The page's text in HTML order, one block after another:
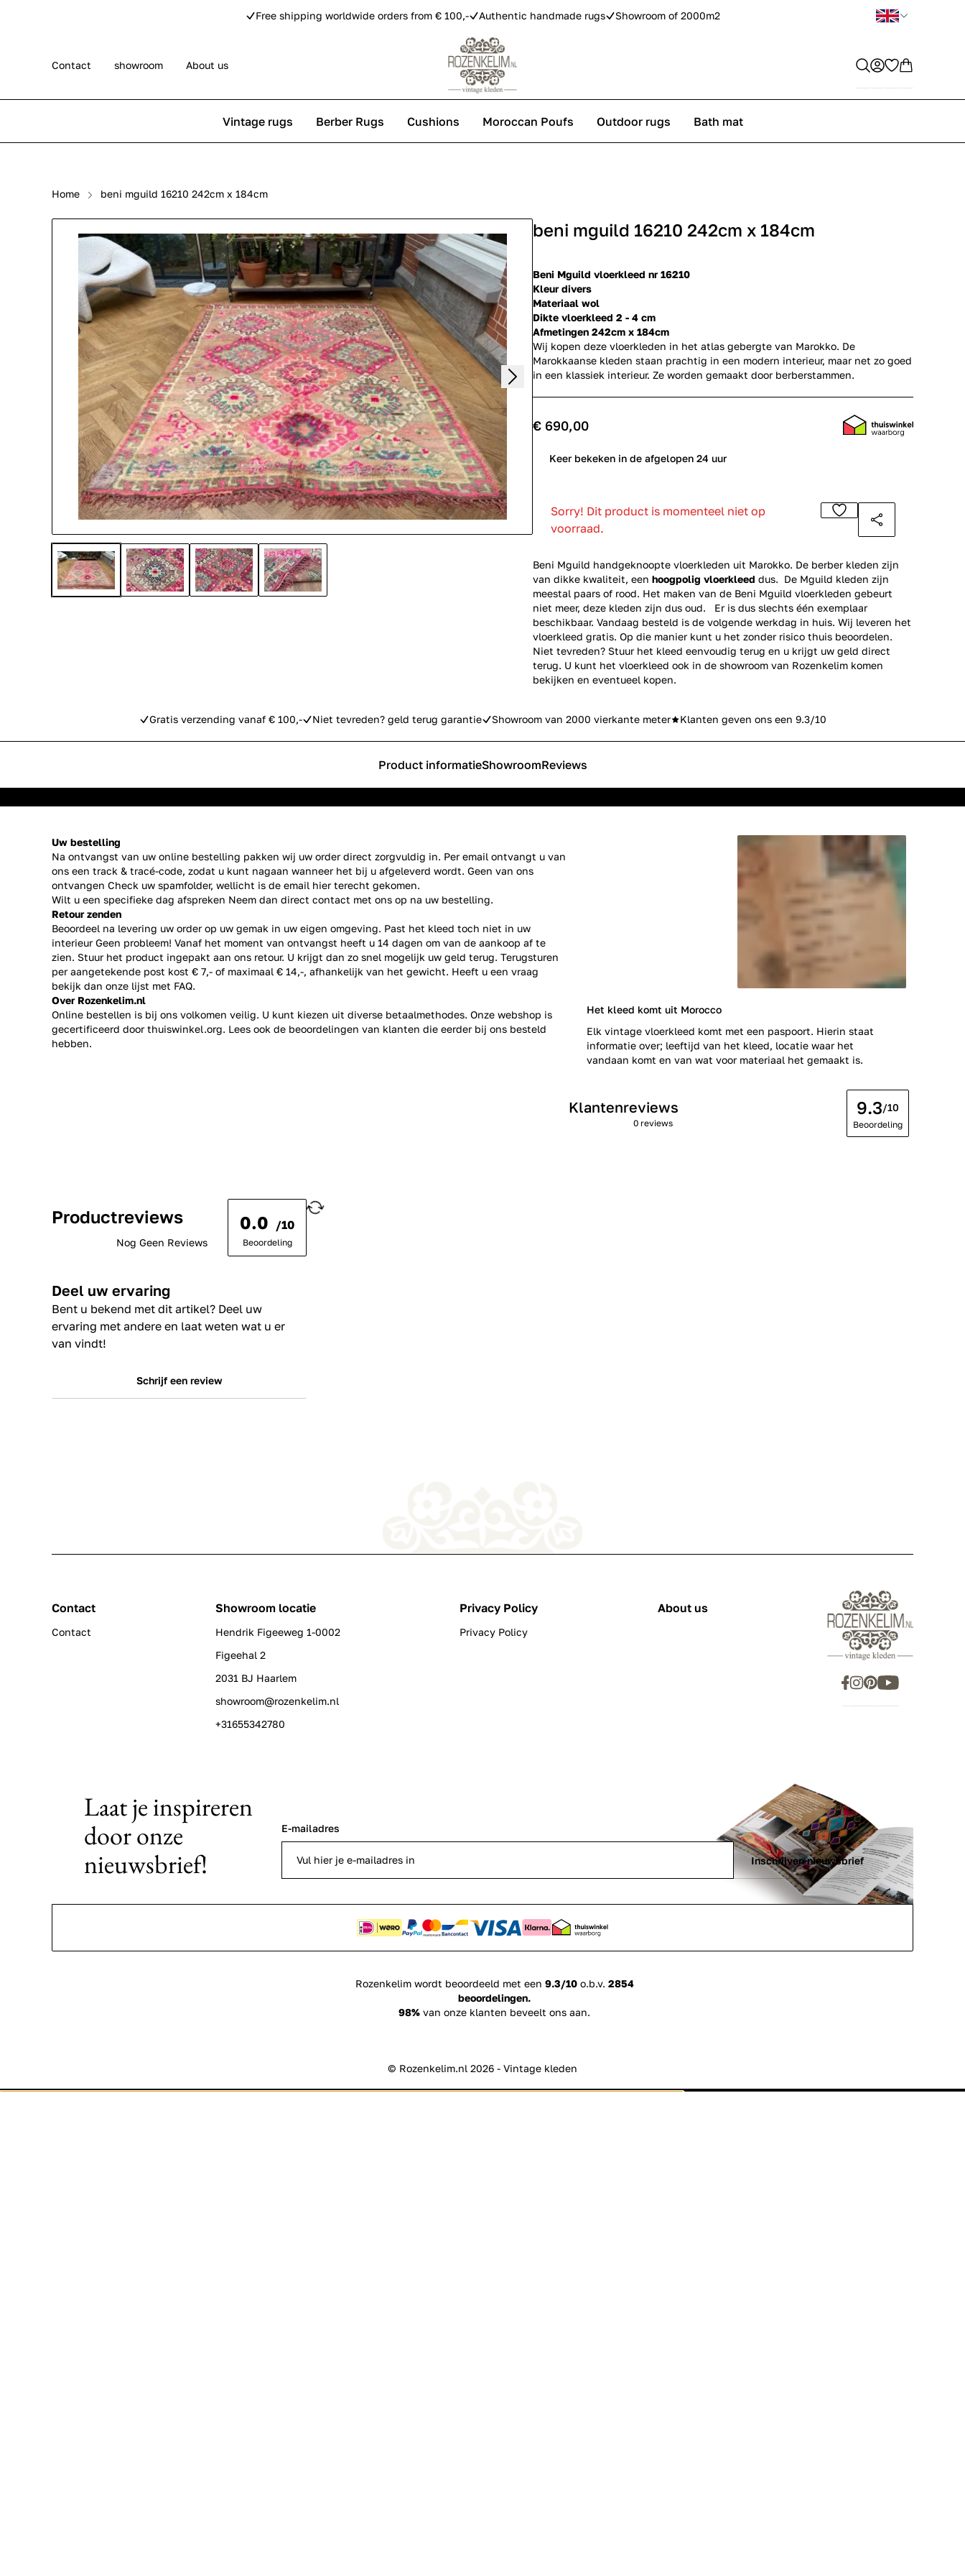
Free shipping worldwide orders from € 100,- Authentic handmade rugs Showroom of 2000m2
Contact showroom About us
Vintage rugs
Persian rugs Berber rugs
Rose kilim rugs Pip Studio carpets
Berber Rugs Cushions Moroccan Poufs Outdoor rugs Bath mat
Home beni mguild 16210 242cm x 184cm
beni mguild 16210 242cm x 184cm
Beni Mguild vloerkleed nr 16210
Kleur divers
Materiaal wol
Dikte vloerkleed 2 - 4 cm
Afmetingen 242cm x 184cm
Wij kopen deze vloerkleden in het atlas gebergte van Marokko. De
Marokkaanse kleden staan prachtig in een modern interieur, maar net zo goed
in een klassiek interieur. Ze worden gemaakt door berberstammen.
€ 690,00
Keer bekeken in de afgelopen 24 uur
Sorry! Dit product is momenteel niet op
voorraad.
Beni Mguild handgeknoopte vloerkleden uit Marokko. De berber kleden zijn
van dikke kwaliteit, een hoogpolig vloerkleed dus. De Mguild kleden zijn
meestal paars of rood. Het maken van de Beni Mguild vloerkleden gebeurt
niet meer, deze kleden zijn dus oud. Er is dus slechts één exemplaar
beschikbaar. Vandaag besteld is de volgende werkdag in huis. Wij leveren het
vloerkleed gratis. Op die manier kunt u het zonder risico thuis beoordelen.
Niet tevreden? Stuur het kleed eenvoudig terug en u krijgt uw geld direct
terug. U kunt het vloerkleed ook in de showroom van Rozenkelim komen
bekijken en eventueel kopen.
Gratis verzending vanaf € 100,- Niet tevreden? geld terug garantie Showroom van 2000 vierkante meter Klanten geven ons een 9.3/10
Product informatieShowroomReviews
Uw bestelling
Na ontvangst van uw online bestelling pakken wij uw order direct zorgvuldig in. Per email ontvangt u van
ons een track & tracé-code, zodat u kunt nagaan wanneer het bij u afgeleverd wordt. Geen van ons
ontvangen Check uw spamfolder, wellicht is de email hier terecht gekomen.
Wilt u een specifieke dag afspreken Neem dan direct contact met ons op na uw bestelling.
Retour zenden
Beoordeel na levering uw order op uw gemak in uw eigen omgeving. Past het kleed toch niet in uw
interieur Geen probleem! Vanaf het moment van ontvangst heeft u 14 dagen om van de aankoop af te
zien. Stuur het product ingepakt aan ons retour. U krijgt dan zo snel mogelijk uw geld terug. Terugsturen
per aangetekende post kost € 7,- of maximaal € 14,-, afhankelijk van het gewicht. Heeft u een vraag
bekijk dan onze lijst met FAQ.
Over Rozenkelim.nl
Online bestellen is bij ons volkomen veilig. U kunt kiezen uit diverse betaalmethodes. Onze webshop is
gecertificeerd door thuiswinkel.org. Lees ook de beoordelingen van klanten die eerder bij ons besteld
hebben.
Het kleed komt uit Morocco
Elk vintage vloerkleed komt met een paspoort. Hierin staat
informatie over; leeftijd van het kleed, locatie waar het
vandaan komt en van wat voor materiaal het gemaakt is.
Klantenreviews
0 reviews
9.3/10
Beoordeling
Productreviews
Nog Geen Reviews
0.0 /10
Beoordeling
Deel uw ervaring
Bent u bekend met dit artikel? Deel uw
ervaring met andere en laat weten wat u er
van vindt!
Schrijf een review
Contact
Contact
Showroom locatie
Hendrik Figeeweg 1-0002
Figeehal 2
2031 BJ Haarlem
showroom@rozenkelim.nl
+31655342780
Privacy Policy
Privacy Policy
About us
Laat je inspireren
door onze
nieuwsbrief!
E-mailadres
Inschrijven nieuwsbrief
Rozenkelim wordt beoordeeld met een 9.3/10o.b.v. 2854
beoordelingen.
98% van onze klanten beveelt ons aan.
© Rozenkelim.nl 2026 - Vintage kleden